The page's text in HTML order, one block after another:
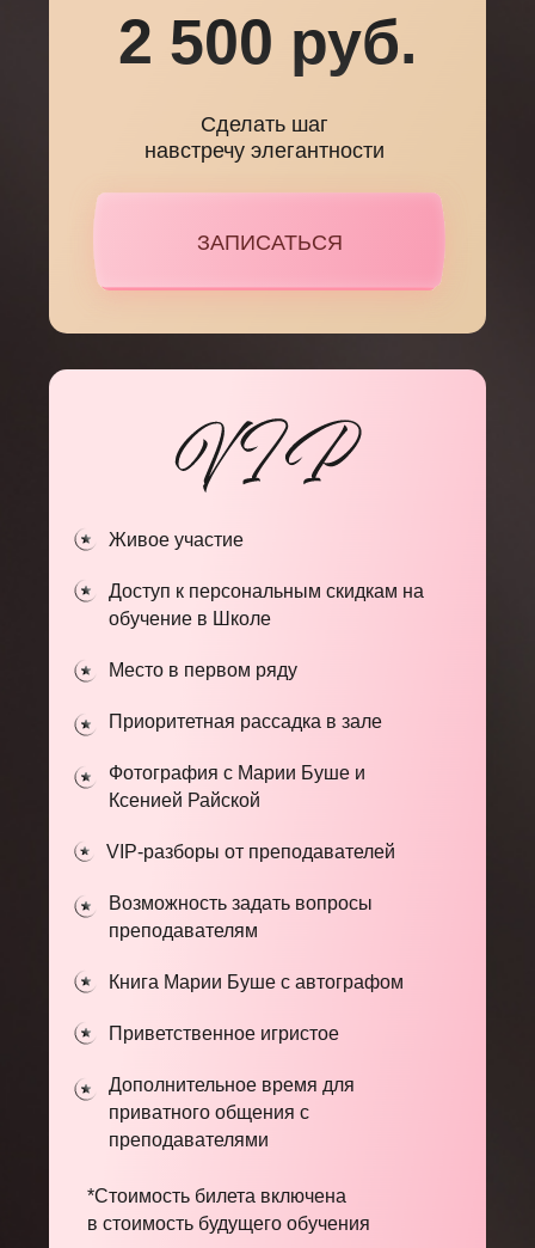
*Стоимость билета включена
в стоимость будущего обучения
Живое участие
Доступ к персональным скидкам на
обучение в Школе
Приоритетная рассадка в зале
Фотография с Марии Буше и
Ксенией Райской
Место в первом ряду
VIP-разборы от преподавателей
Возможность задать вопросы
преподавателям
Книга Марии Буше с автографом
Приветственное игристое
Дополнительное время для
приватного общения с
преподавателями
Сделать шаг
навстречу элегантности
2 500 руб.
ЗАПИСАТЬСЯ